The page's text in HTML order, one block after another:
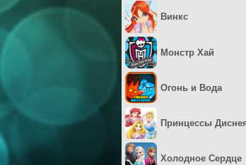
Винкс
Монстр Хай
Огонь и Вода
Принцессы
Холодное Сердце